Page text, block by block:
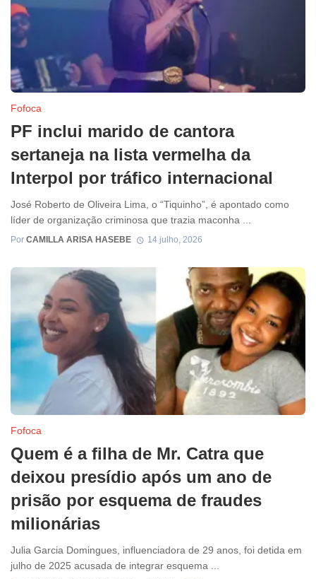
Fofoca
PF inclui marido de cantora
sertaneja na lista vermelha da
Interpol por tráfico internacional
José Roberto de Oliveira Lima, o “Tiquinho”, é apontado como
líder de organização criminosa que trazia maconha ...
Por CAMILLA ARISA HASEBE 14 julho, 2026
Fofoca
Quem é a filha de Mr. Catra que
deixou presídio após um ano de
prisão por esquema de fraudes
milionárias
Julia Garcia Domingues, influenciadora de 29 anos, foi detida em
julho de 2025 acusada de integrar esquema ...